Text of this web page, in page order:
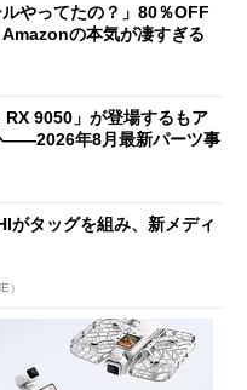
ルやってたの？」80％OFF
の本気が凄すぎる
9050」が登場するもア
――2026年8月最新パーツ事
がタッグを組み、新メディ
）